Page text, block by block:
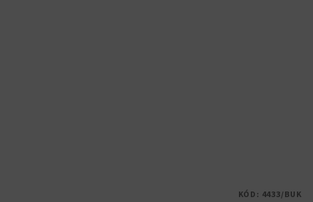
KÓD: 4433/BUK